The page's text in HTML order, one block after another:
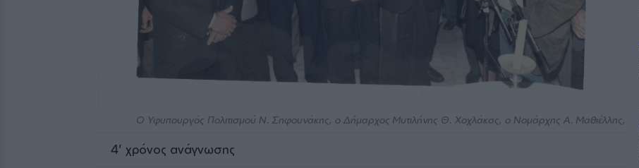
Ο Υφυπουργός Πολιτισμού Ν. Σηφουνάκης, ο Δήμαρχος Μυτιλήνης Θ. Χοχλάκας, ο Νομάρχης Α. Μαθιέλλης,
4' χρόνος ανάγνωσης